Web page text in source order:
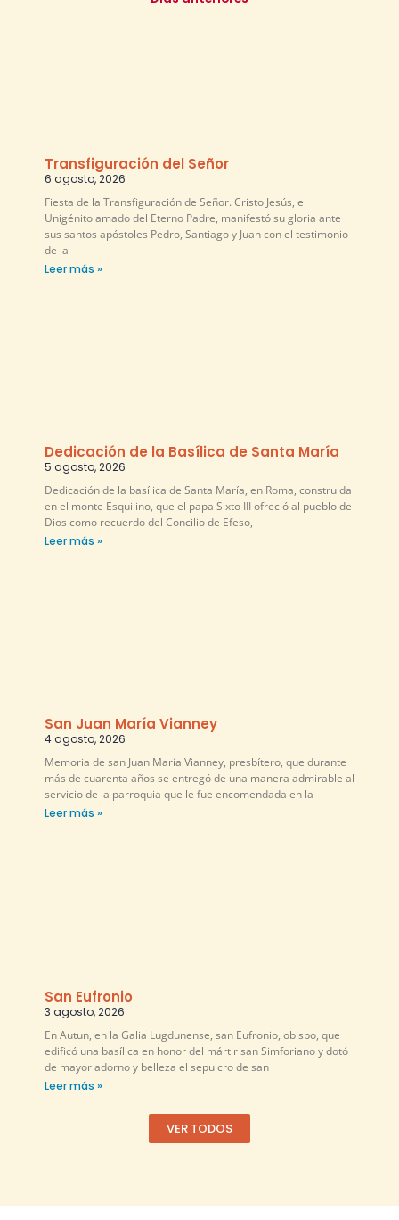
Transfiguración del Señor
6 agosto, 2026
Fiesta de la Transfiguración de Señor. Cristo Jesús, el
Unigénito amado del Eterno Padre, manifestó su gloria ante
sus santos apóstoles Pedro, Santiago y Juan con el testimonio
de la
Leer más »
Dedicación de la Basílica de Santa María
5 agosto, 2026
Dedicación de la basílica de Santa María, en Roma, construida
en el monte Esquilino, que el papa Sixto III ofreció al pueblo de
Dios como recuerdo del Concilio de Efeso,
Leer más »
San Juan María Vianney
4 agosto, 2026
Memoria de san Juan María Vianney, presbítero, que durante
más de cuarenta años se entregó de una manera admirable al
servicio de la parroquia que le fue encomendada en la
Leer más »
San Eufronio
3 agosto, 2026
En Autun, en la Galia Lugdunense, san Eufronio, obispo, que
edificó una basílica en honor del mártir san Simforiano y dotó
de mayor adorno y belleza el sepulcro de san
Leer más »
VER TODOS